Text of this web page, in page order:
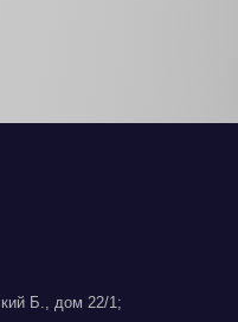
Б., дом 22/1;